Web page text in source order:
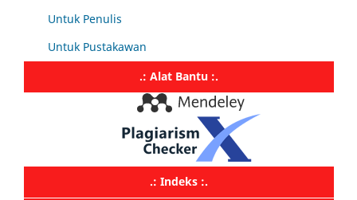
Untuk Penulis
Untuk Pustakawan
.: Alat Bantu :.
.: Indeks :.